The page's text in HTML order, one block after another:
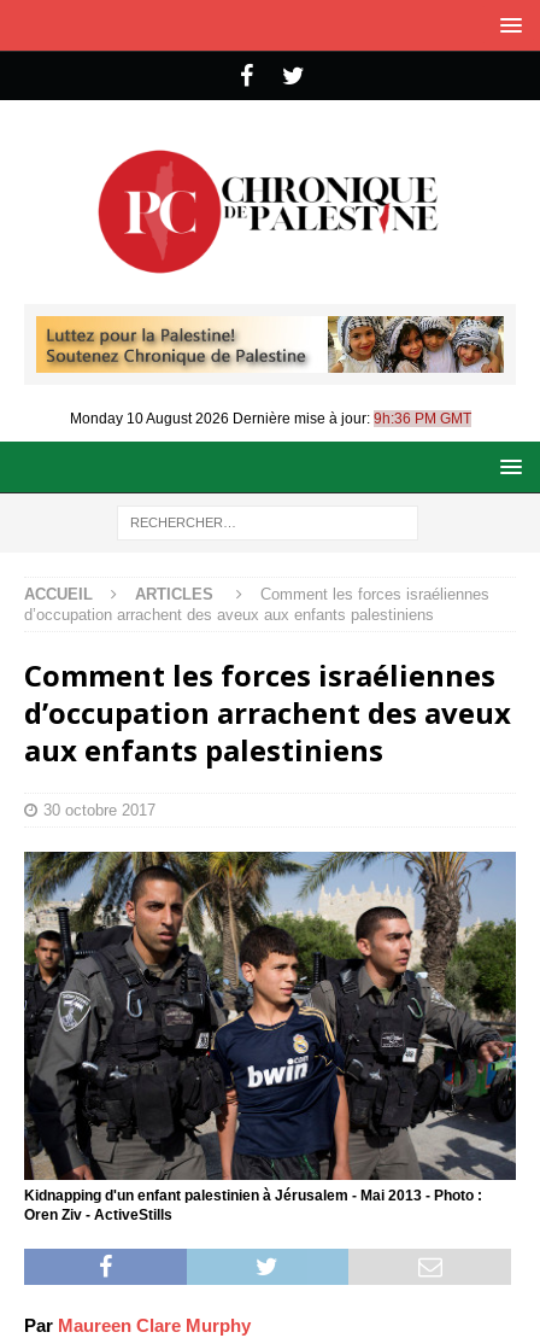
Monday 10 August 2026 Dernière mise à jour: 9h:36 PM GMT
ACCUEIL ARTICLES
Comment les forces israéliennes
d’occupation arrachent des aveux aux enfants palestiniens
Comment les forces israéliennes
d’occupation arrachent des aveux
aux enfants palestiniens
30 octobre 2017
Kidnapping d'un enfant palestinien à Jérusalem - Mai 2013 - Photo :
Oren Ziv - ActiveStills
Par Maureen Clare Murphy